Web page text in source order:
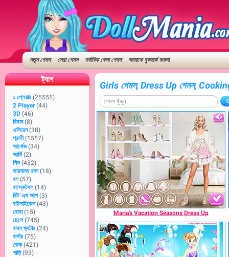
নতুন গেমস সেরা গেমস সর্বাধিক খেলা গেমস আমাকে বুকমার্ক করুন!
ট্যাগ
১ প্লেয়ার (25555)
2 Player (44)
3D (46)
বিমান (8)
এলিয়েন (38)
প্রাণী (1557)
আর্কেড (34)
আর্মি (2)
শিশু (432)
ভারসাম্য রক্ষা (18)
বল (57)
বাস্কেটবল (14)
বিট 'এম আপ (3)
বাইসাইকেল (43)
বোমা (15)
ছেলে (745)
বাবল শ্যুটার (24)
বার্গার (75)
কেক (421)
গাড়ি (93)
Girls গেমস, Dress Up গেমস,
Maria's Vacation Seasons Dress Up